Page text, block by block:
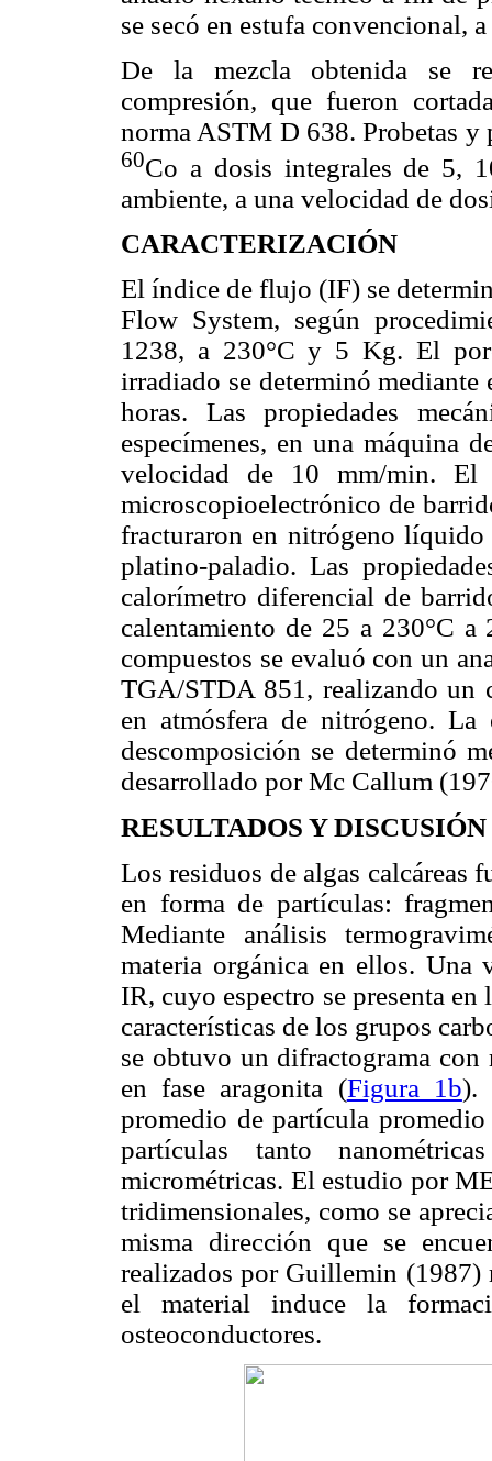
se secó en estufa convencional,
De la mezcla obtenida se
compresión, que fueron
norma ASTM D 638. Probetas y
60Co a dosis integrales de 5,
ambiente, a una velocidad de
CARACTERIZACIÓN
El índice de flujo (IF) se
Flow System, según
1238, a 230°C y 5 Kg. El
irradiado se determinó
horas. Las propiedades
especímenes, en una máquina
velocidad de 10 mm/min.
microscopioelectrónico de
fracturaron en nitrógeno
platino-paladio. Las
calorímetro diferencial de
calentamiento de 25 a 230°C
compuestos se evaluó con un
TGA/STDA 851, realizando un
en atmósfera de nitrógeno.
descomposición se determinó
desarrollado por Mc Callum
RESULTADOS Y DISCUSIÓN
Los residuos de algas calcáreas
en forma de partículas:
Mediante análisis
materia orgánica en ellos. Una
IR, cuyo espectro se presenta en
características de los grupos
se obtuvo un difractograma
en fase aragonita (Figura 1b).
promedio de partícula
partículas tanto
micrométricas. El estudio por
tridimensionales, como se
misma dirección que se
realizados por Guillemin (1987)
el material induce la
osteoconductores.